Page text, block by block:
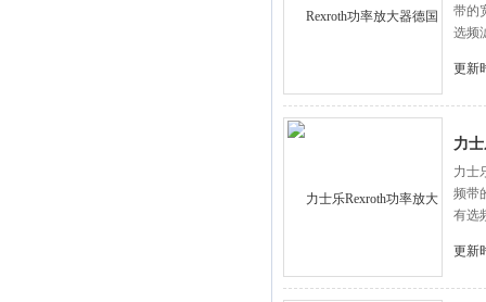
带的
选频
更新
力
力士
频带
有选
更新